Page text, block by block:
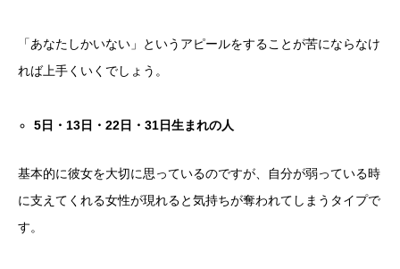
「あなたしかいない」というアピールをすることが苦にならなけ
れば上手くいくでしょう。
5日・ 13日・22日・31日生まれの人
基本的に彼女を大切に思っているのですが、自分が弱っている時
に支えてくれる女性が現れると気持ちが奪われてしまうタイプで
す。